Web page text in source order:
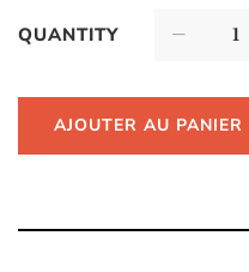
QUANTITY
AJOUTER AU PANIER